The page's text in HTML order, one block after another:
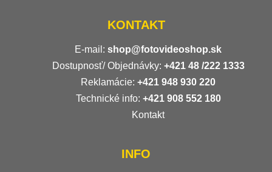
KONTAKT
E-mail: shop@fotovideoshop.sk
Dostupnosť/ Objednávky: +421 48 /222 1333
Reklamácie: +421 948 930 220
Technické info: +421 908 552 180
Kontakt
INFO